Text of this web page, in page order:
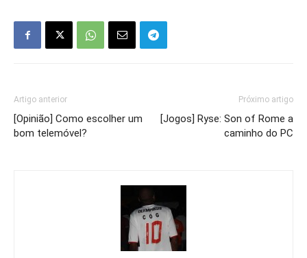
Artigo anterior
[Opinião] Como escolher um
bom telemóvel?
Próximo artigo
[Jogos] Ryse: Son of Rome a
caminho do PC